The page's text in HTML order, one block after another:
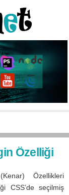
Özelliği
Özellikleri
CSS’de seçilmiş